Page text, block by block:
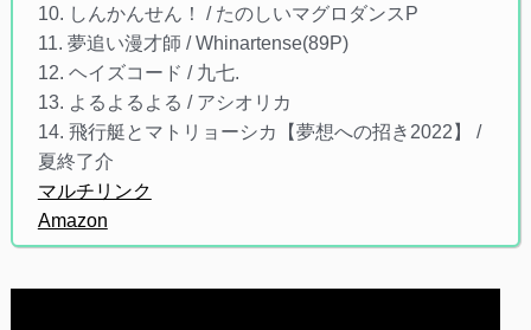
10. しんかんせん！ / たのしいマグロダンスP
11. 夢追い漫才師 / Whinartense(89P)
12. ヘイズコード / 九七.
13. よるよるよる / アシオリカ
14. 飛行艇とマトリョーシカ【夢想への招き2022】 /
夏終了介
マルチリンク
Amazon